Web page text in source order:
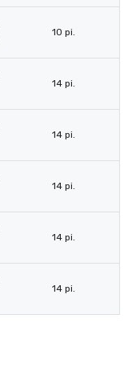
10 pi.
14 pi.
14 pi.
14 pi.
14 pi.
14 pi.